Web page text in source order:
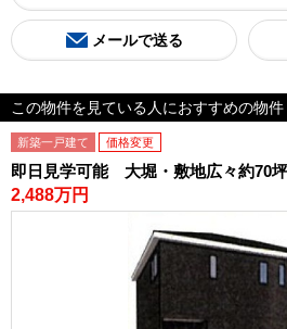
メールで送る
この物件を見ている人におすすめの物件
新築一戸建て 価格変更
即日見学可能 大堀・敷地広々約70
2,488万円